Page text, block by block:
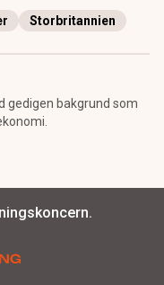
Storbritannien
gedigen bakgrund som